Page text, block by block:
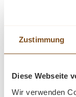
Zustimmung
Diese Webseite
Wir verwenden
ist die
dauerhaften
sorgt die
ihren
möchten.